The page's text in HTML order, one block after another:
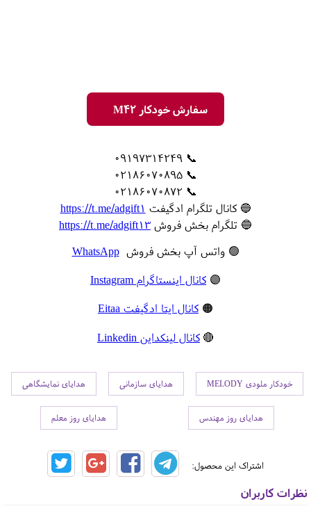
سفارش خودکار M42
📞 09197314249
📞 02186070895
📞 02186070872
🔵 کانال تلگرام ادگیفت https://t.me/adgift1
🔵 تلگرام بخش فروش https://t.me/adgift13
🟢 واتس آپ بخش فروشWhatsApp
🟣 کانال اینستاگرام Instagram
🟠 کانال ایتا ادگیفت Eitaa
🔴 کانال لینکداین Linkedin
خودکار ملودی MELODY هدایای سازمانی هدایای نمایشگاهی
هدایای روز مهندس هدایای روز معلم
اشتراک این محصول:
نظرات کاربران